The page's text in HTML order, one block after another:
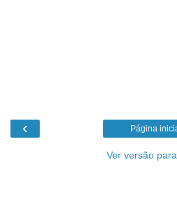
‹ Página
Ver versão